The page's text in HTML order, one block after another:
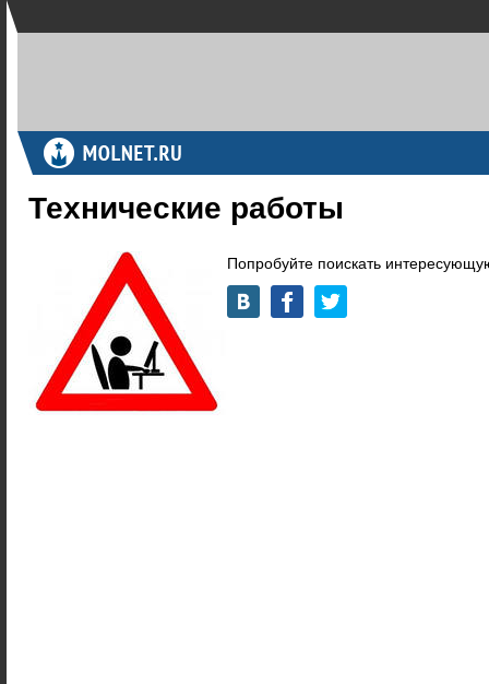
Технические работы
Попробуйте поискать